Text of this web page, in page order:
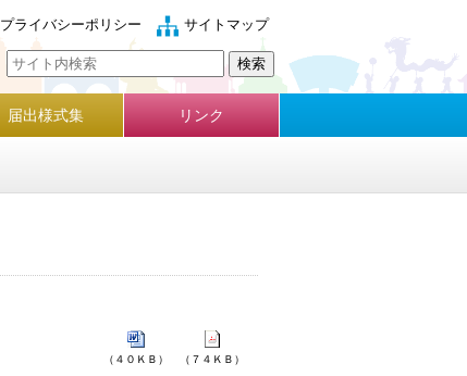
プライバシーポリシー サイトマップ
届出様式集 リンク
（４０ＫＢ） （７４ＫＢ）